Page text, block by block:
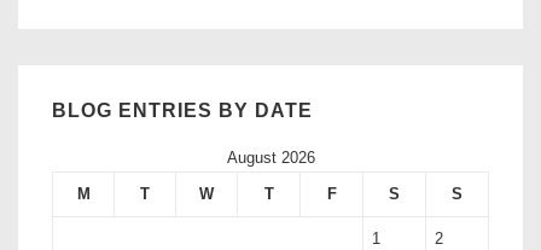
BLOG ENTRIES BY DATE
August 2026
M
T W T F S S
1 2